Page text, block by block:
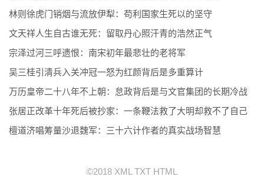
林则徐虎门销烟与流放伊犁：苟利国家生死以的坚守
文天祥人生自古谁无死：留取丹心照汗青的浩然正气
宗泽过河三呼遗恨：南宋初年最悲壮的老将军
吴三桂引清兵入关冲冠一怒为红颜背后是多重算计
万历皇帝二十八年不上朝：怠政背后是与文官集团的长期冷战
张居正改革十年死后被抄家：一条鞭法救了大明却救不了自己
檀道济唱筹量沙退魏军：三十六计作者的真实战场智慧
©2018 XML TXT HTML